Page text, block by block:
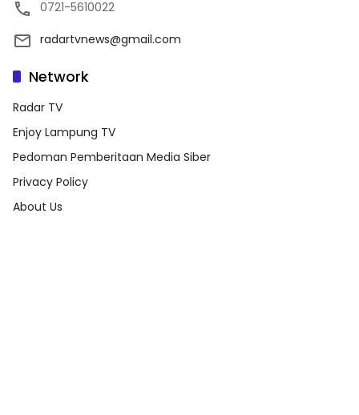
0721-5610022
radartvnews@gmail.com
Network
Radar TV
Enjoy Lampung TV
Pedoman Pemberitaan Media Siber
Privacy Policy
About Us